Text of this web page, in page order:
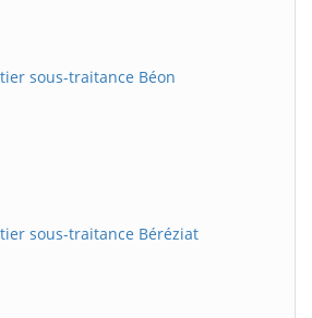
sous-traitance Béon
sous-traitance Béréziat